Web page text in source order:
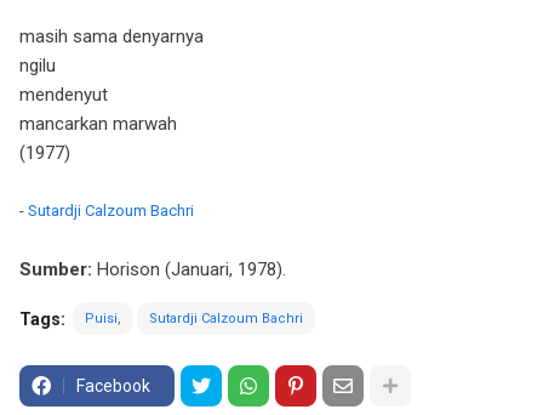
masih sama denyarnya
ngilu
mendenyut
mancarkan marwah
(1977)
- Sutardji Calzoum Bachri
Sumber: Horison (Januari, 1978).
Tags: Puisi Sutardji Calzoum Bachri
Facebook